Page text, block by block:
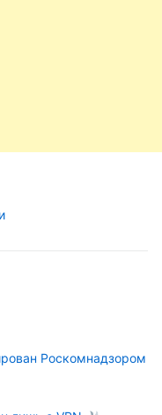
Роскомнадзором